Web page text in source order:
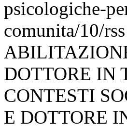
psicologiche-
comunita/10/rss
DOTTORE IN
CONTESTI
E DOTTORE